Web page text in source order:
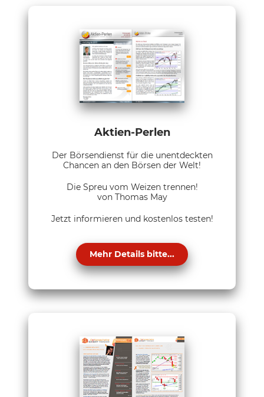
Aktien-Perlen
Der Börsendienst für die unentdeckten
Chancen an den Börsen der Welt!
Die Spreu vom Weizen trennen!
von Thomas May
Jetzt informieren und kostenlos testen!
Mehr Details bitte...